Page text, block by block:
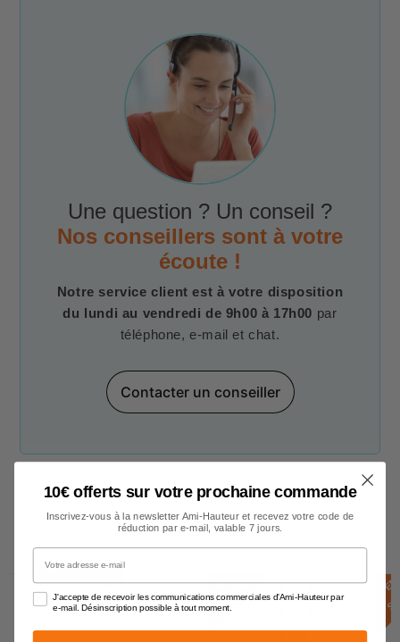
Une question ? Un conseil ?
Nos conseillers sont à votre
écoute !
Notre service client est à votre disposition
du lundi au vendredi de 9h00 à 17h00 par
téléphone, e-mail et chat.
Contacter un conseiller
Plateforme à pallier non pliable / MBT
EN STOCK
E
N
S
T
O
C
K E
N
S
T
O
C
10€ offerts sur votre prochaine commande
Inscrivez-vous à la newsletter Ami-Hauteur et recevez votre code de
réduction par e-mail, valable 7 jours.
Votre adresse e-mail
J'accepte de recevoir les communications commerciales d'Ami-Hauteur par
e-mail. Désinscription possible à tout moment.